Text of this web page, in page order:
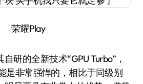
荣耀Play
研的全新技术“GPU Turbo”，
是非常强悍的，相比于同级别